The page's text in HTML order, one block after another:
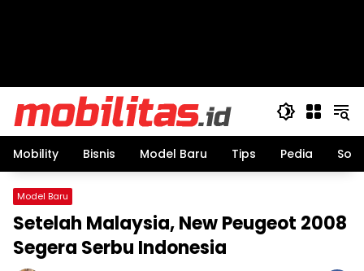
Mobility Bisnis Model Baru Tips Pedia
Model Baru
Setelah Malaysia, New Peugeot 2008
Segera Serbu Indonesia